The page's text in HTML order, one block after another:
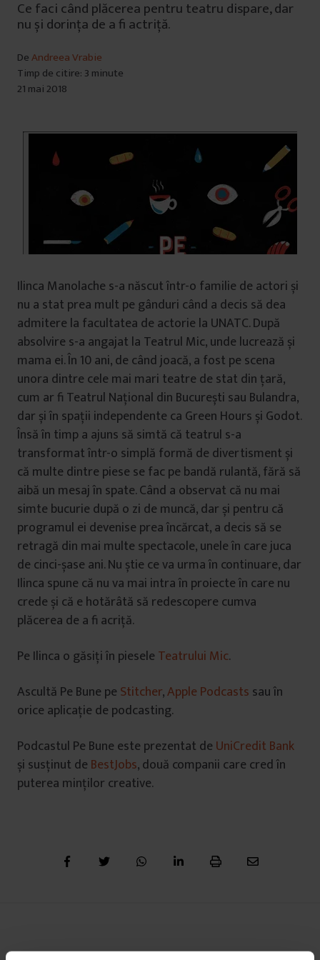
Ce faci când plăcerea pentru teatru dispare, dar
nu și dorința de a fi actriță.
DeAndreea Vrabie
Timp de citire: 3 minute
21 mai 2018
Ilinca Manolache s-a născut într-o familie de actori și
nu a stat prea mult pe gânduri când a decis să dea
admitere la facultatea de actorie la UNATC. După
absolvire s-a angajat la Teatrul Mic, unde lucrează și
mama ei. În 10 ani, de când joacă, a fost pe scena
unora dintre cele mai mari teatre de stat din țară,
cum ar fi Teatrul Național din București sau Bulandra,
dar și în spații independente ca Green Hours și Godot.
Însă în timp a ajuns să simtă că teatrul s-a
transformat într-o simplă formă de divertisment și
că multe dintre piese se fac pe bandă rulantă, fără să
aibă un mesaj în spate. Când a observat că nu mai
simte bucurie după o zi de muncă, dar și pentru că
programul ei devenise prea încărcat, a decis să se
retragă din mai multe spectacole, unele în care juca
de cinci-șase ani. Nu știe ce va urma în continuare, dar
Ilinca spune că nu va mai intra în proiecte în care nu
crede și că e hotărâtă să redescopere cumva
plăcerea de a fi acriță.
Pe Ilinca o găsiți în piesele Teatrului Mic.
Ascultă Pe Bune pe Stitcher,Apple Podcasts sau în
orice aplicație de podcasting.
Podcastul Pe Bune este prezentat de UniCredit Bank
și susținut de BestJobs, două companii care cred în
puterea minților creative.